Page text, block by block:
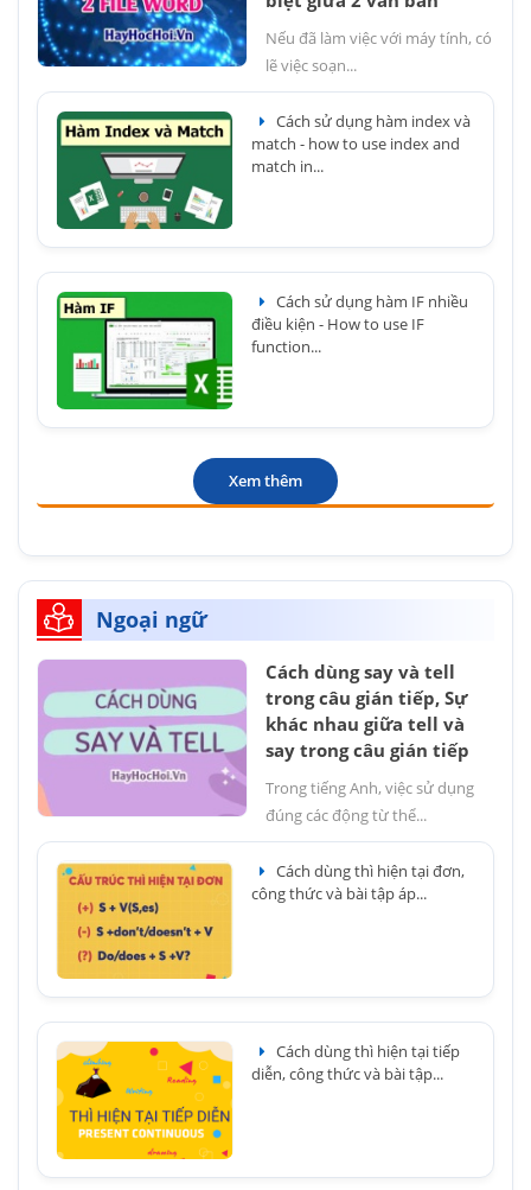
Nếu đã làm việc với máy tính, có
lẽ việc soạn...
Cách sử dụng hàm index và
match - how to use index and
match in...
Cách sử dụng hàm IF nhiều
điều kiện - How to use IF
function...
Xem thêm
Ngoại ngữ
Cách dùng say và tell
trong câu gián tiếp, Sự
khác nhau giữa tell và
say trong câu gián tiếp
Trong tiếng Anh, việc sử dụng
đúng các động từ thể...
Cách dùng thì hiện tại đơn,
công thức và bài tập áp...
Cách dùng thì hiện tại tiếp
diễn, công thức và bài tập...